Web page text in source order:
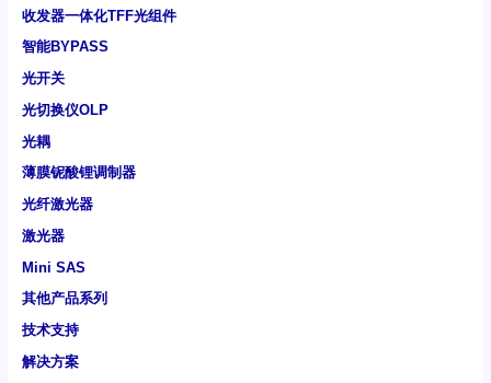
收发器一体化TFF光组件
智能BYPASS
光开关
光切换仪OLP
光耦
薄膜铌酸锂调制器
光纤激光器
激光器
Mini SAS
其他产品系列
技术支持
解决方案